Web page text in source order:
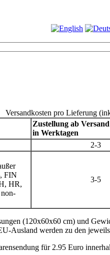
Versandkosten pro Lieferung
Zustellung ab Versand
in Werktagen
2-3
FIN
HR,
3-5
(120x60x60 cm) und
Ausland werden zu den
für 2.95 Euro